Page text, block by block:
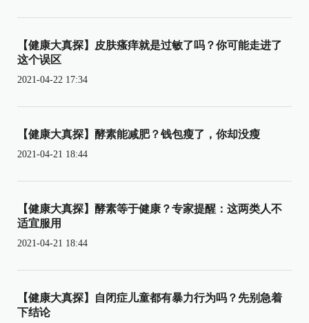
【健康大真探】皮肤瘙痒就是过敏了吗？你可能走进了
这个误区
2021-04-22 17:34
【健康大真探】酵素能减肥？钱包瘦了，你却没瘦
2021-04-21 18:44
【健康大真探】酵素等于健康？专家提醒：这两类人不
适宜服用
2021-04-21 18:44
【健康大真探】自闭症儿童都有暴力行为吗？先别急着
下结论